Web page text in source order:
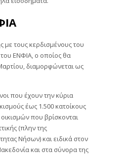
με τους κερδισμένους του
του ΕΝΦΙΑ, ο οποίος θα
διαμορφώνεται ως
που έχουν την κύρια
έως 1.500 κατοίκους
που βρίσκονται
(πλην της
Νήσων) και ειδικά στον
και στα σύνορα της